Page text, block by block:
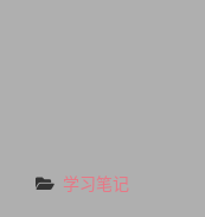
Categories
学习笔记